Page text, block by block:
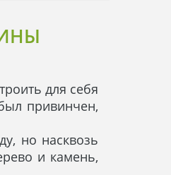
для себя
привинчен,
но насквозь
и камень,